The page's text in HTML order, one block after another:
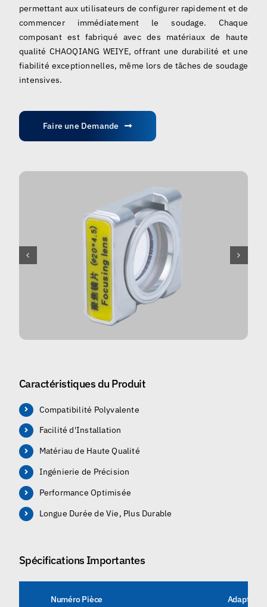
permettant aux utilisateurs de configurer rapidement et de
commencer immédiatement le soudage. Chaque
composant est fabriqué avec des matériaux de haute
qualité CHAOQIANG WEIYE, offrant une durabilité et une
fiabilité exceptionnelles, même lors de tâches de soudage
intensives.
Faire une Demande
Caractéristiques du Produit
Compatibilité Polyvalente
Facilité d'Installation
Matériau de Haute Qualité
Ingénierie de Précision
Performance Optimisée
Longue Durée de Vie, Plus Durable
Spécifications Importantes
Numéro Pièce Adapté